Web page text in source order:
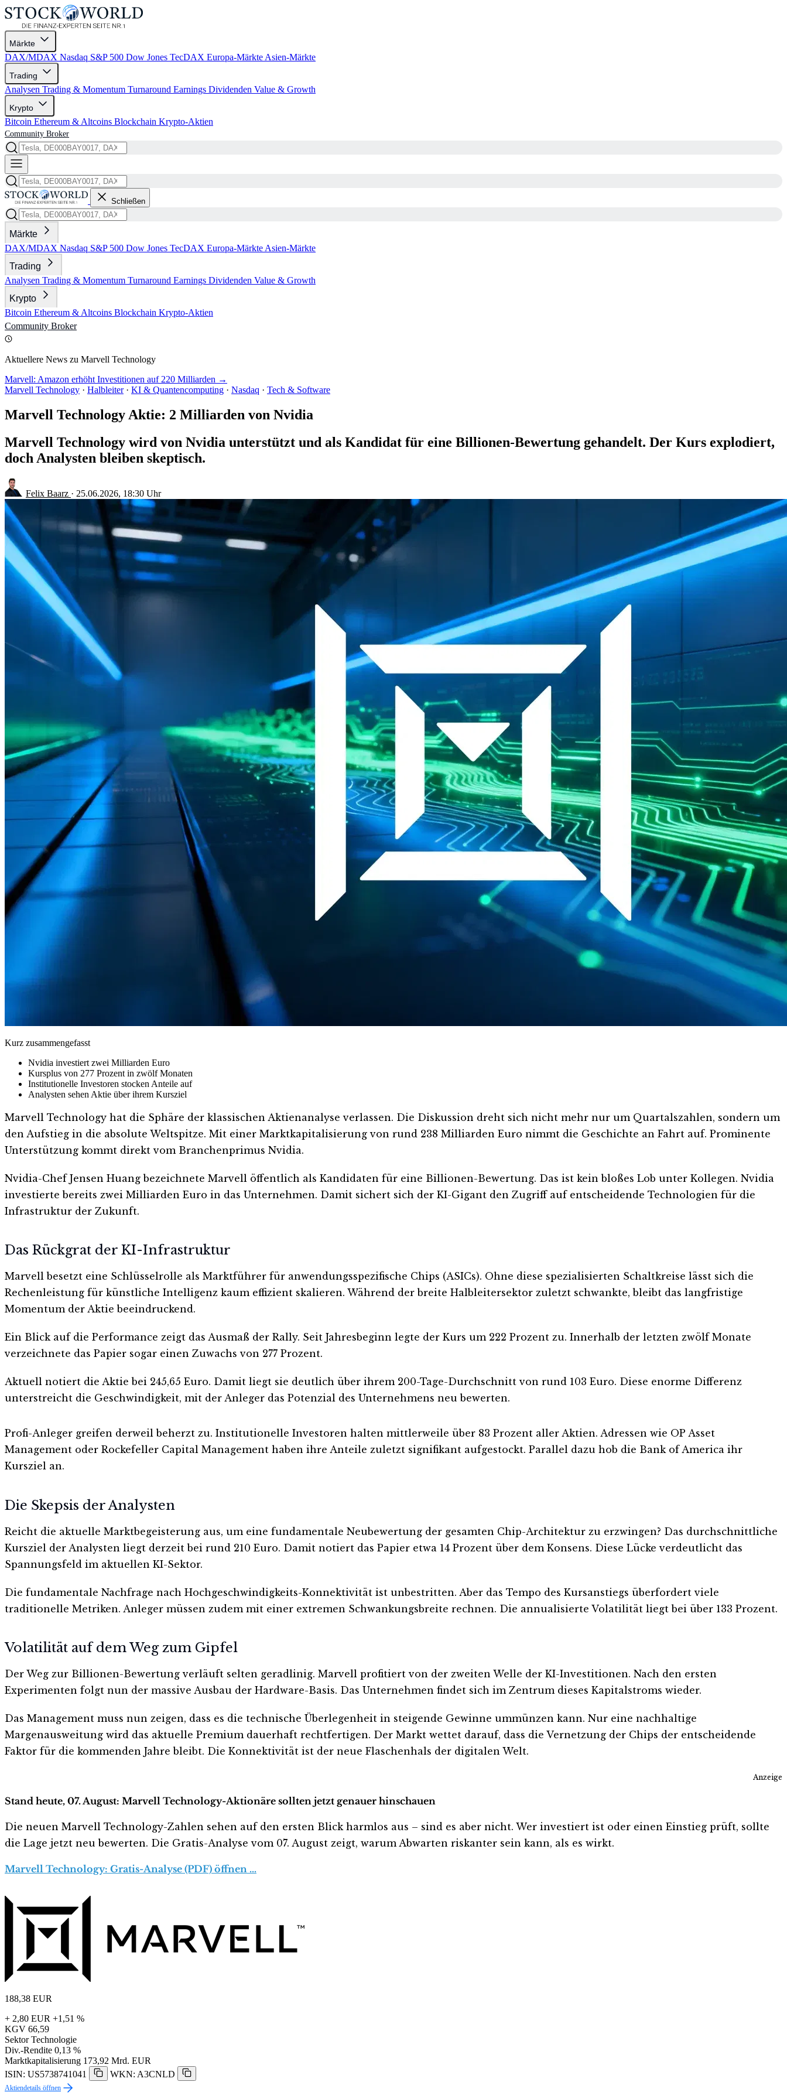
Märkte
DAX/MDAX Nasdaq S&P 500 Dow Jones TecDAX Europa-Märkte Asien-Märkte
Trading
Analysen Trading & Momentum Turnaround Earnings Dividenden Value & Growth
Krypto
Bitcoin Ethereum & Altcoins Blockchain Krypto-Aktien
Community Broker
Schließen
Märkte
DAX/MDAX Nasdaq S&P 500 Dow Jones TecDAX Europa-Märkte Asien-Märkte
Trading
Analysen Trading & Momentum Turnaround Earnings Dividenden Value & Growth
Krypto
Bitcoin Ethereum & Altcoins Blockchain Krypto-Aktien
Community Broker
Aktuellere News zu Marvell Technology
Marvell: Amazon erhöht Investitionen auf 220 Milliarden →
Marvell Technology · Halbleiter · KI & Quantencomputing · Nasdaq · Tech & Software
Marvell Technology Aktie: 2 Milliarden von Nvidia
Marvell Technology wird von Nvidia unterstützt und als Kandidat für eine Billionen-Bewertung gehandelt. Der Kurs explodiert,
doch Analysten bleiben skeptisch.
Felix Baarz · 25.06.2026, 18:30 Uhr
Kurz zusammengefasst
Nvidia investiert zwei Milliarden Euro
Kursplus von 277 Prozent in zwölf Monaten
Institutionelle Investoren stocken Anteile auf
Analysten sehen Aktie über ihrem Kursziel
Marvell Technology hat die Sphäre der klassischen Aktienanalyse verlassen. Die Diskussion dreht sich nicht mehr nur um Quartalszahlen, sondern um
den Aufstieg in die absolute Weltspitze. Mit einer Marktkapitalisierung von rund 238 Milliarden Euro nimmt die Geschichte an Fahrt auf. Prominente
Unterstützung kommt direkt vom Branchenprimus Nvidia.
Nvidia-Chef Jensen Huang bezeichnete Marvell öffentlich als Kandidaten für eine Billionen-Bewertung. Das ist kein bloßes Lob unter Kollegen. Nvidia
investierte bereits zwei Milliarden Euro in das Unternehmen. Damit sichert sich der KI-Gigant den Zugriff auf entscheidende Technologien für die
Infrastruktur der Zukunft.
Das Rückgrat der KI-Infrastruktur
Marvell besetzt eine Schlüsselrolle als Marktführer für anwendungsspezifische Chips (ASICs). Ohne diese spezialisierten Schaltkreise lässt sich die
Rechenleistung für künstliche Intelligenz kaum effizient skalieren. Während der breite Halbleitersektor zuletzt schwankte, bleibt das langfristige
Momentum der Aktie beeindruckend.
Ein Blick auf die Performance zeigt das Ausmaß der Rally. Seit Jahresbeginn legte der Kurs um 222 Prozent zu. Innerhalb der letzten zwölf Monate
verzeichnete das Papier sogar einen Zuwachs von 277 Prozent.
Aktuell notiert die Aktie bei 245,65 Euro. Damit liegt sie deutlich über ihrem 200-Tage-Durchschnitt von rund 103 Euro. Diese enorme Differenz
unterstreicht die Geschwindigkeit, mit der Anleger das Potenzial des Unternehmens neu bewerten.
Profi-Anleger greifen derweil beherzt zu. Institutionelle Investoren halten mittlerweile über 83 Prozent aller Aktien. Adressen wie OP Asset
Management oder Rockefeller Capital Management haben ihre Anteile zuletzt signifikant aufgestockt. Parallel dazu hob die Bank of America ihr
Kursziel an.
Die Skepsis der Analysten
Reicht die aktuelle Marktbegeisterung aus, um eine fundamentale Neubewertung der gesamten Chip-Architektur zu erzwingen? Das durchschnittliche
Kursziel der Analysten liegt derzeit bei rund 210 Euro. Damit notiert das Papier etwa 14 Prozent über dem Konsens. Diese Lücke verdeutlicht das
Spannungsfeld im aktuellen KI-Sektor.
Die fundamentale Nachfrage nach Hochgeschwindigkeits-Konnektivität ist unbestritten. Aber das Tempo des Kursanstiegs überfordert viele
traditionelle Metriken. Anleger müssen zudem mit einer extremen Schwankungsbreite rechnen. Die annualisierte Volatilität liegt bei über 133 Prozent.
Volatilität auf dem Weg zum Gipfel
Der Weg zur Billionen-Bewertung verläuft selten geradlinig. Marvell profitiert von der zweiten Welle der KI-Investitionen. Nach den ersten
Experimenten folgt nun der massive Ausbau der Hardware-Basis. Das Unternehmen findet sich im Zentrum dieses Kapitalstroms wieder.
Das Management muss nun zeigen, dass es die technische Überlegenheit in steigende Gewinne ummünzen kann. Nur eine nachhaltige
Margenausweitung wird das aktuelle Premium dauerhaft rechtfertigen. Der Markt wettet darauf, dass die Vernetzung der Chips der entscheidende
Faktor für die kommenden Jahre bleibt. Die Konnektivität ist der neue Flaschenhals der digitalen Welt.
Anzeige
Stand heute, 07. August: Marvell Technology-Aktionäre sollten jetzt genauer hinschauen
Die neuen Marvell Technology-Zahlen sehen auf den ersten Blick harmlos aus – sind es aber nicht. Wer investiert ist oder einen Einstieg prüft, sollte
die Lage jetzt neu bewerten. Die Gratis-Analyse vom 07. August zeigt, warum Abwarten riskanter sein kann, als es wirkt.
Marvell Technology: Gratis-Analyse (PDF) öffnen …
188,38 EUR
+ 2,80 EUR +1,51 %
KGV 66,59
Sektor Technologie
Div.-Rendite 0,13 %
Marktkapitalisierung 173,92 Mrd. EUR
ISIN: US5738741041
WKN: A3CNLD
Aktiendetails öffnen